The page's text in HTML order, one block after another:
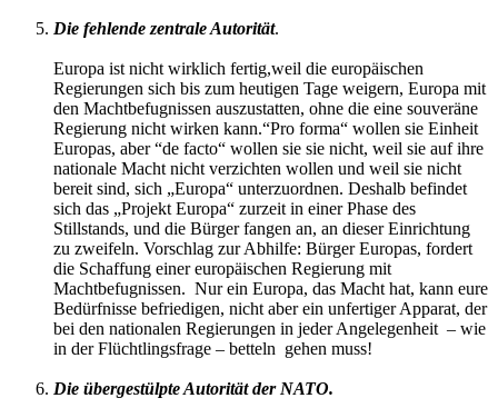
Die fehlende zentrale Autorität.
Europa ist nicht wirklich fertig,weil die europäischen
Regierungen sich bis zum heutigen Tage weigern, Europa mit
den Machtbefugnissen auszustatten, ohne die eine souveräne
Regierung nicht wirken kann.“Pro forma“ wollen sie Einheit
Europas, aber “de facto“ wollen sie sie nicht, weil sie auf ihre
nationale Macht nicht verzichten wollen und weil sie nicht
bereit sind, sich „Europa“ unterzuordnen. Deshalb befindet
sich das „Projekt Europa“ zurzeit in einer Phase des
Stillstands, und die Bürger fangen an, an dieser Einrichtung
zu zweifeln. Vorschlag zur Abhilfe: Bürger Europas, fordert
die Schaffung einer europäischen Regierung mit
Machtbefugnissen. Nur ein Europa, das Macht hat, kann eure
Bedürfnisse befriedigen, nicht aber ein unfertiger Apparat, der
bei den nationalen Regierungen in jeder Angelegenheit – wie
in der Flüchtlingsfrage – betteln gehen muss!
Die übergestülpte Autorität der NATO.